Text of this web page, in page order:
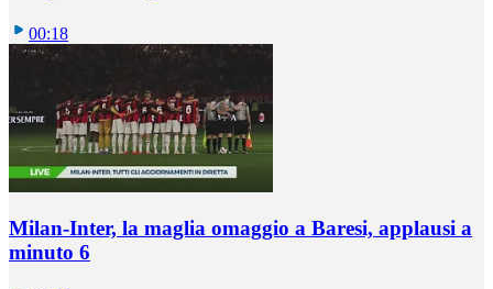
00:18
Milan-Inter, la maglia omaggio a Baresi, applausi a
minuto 6